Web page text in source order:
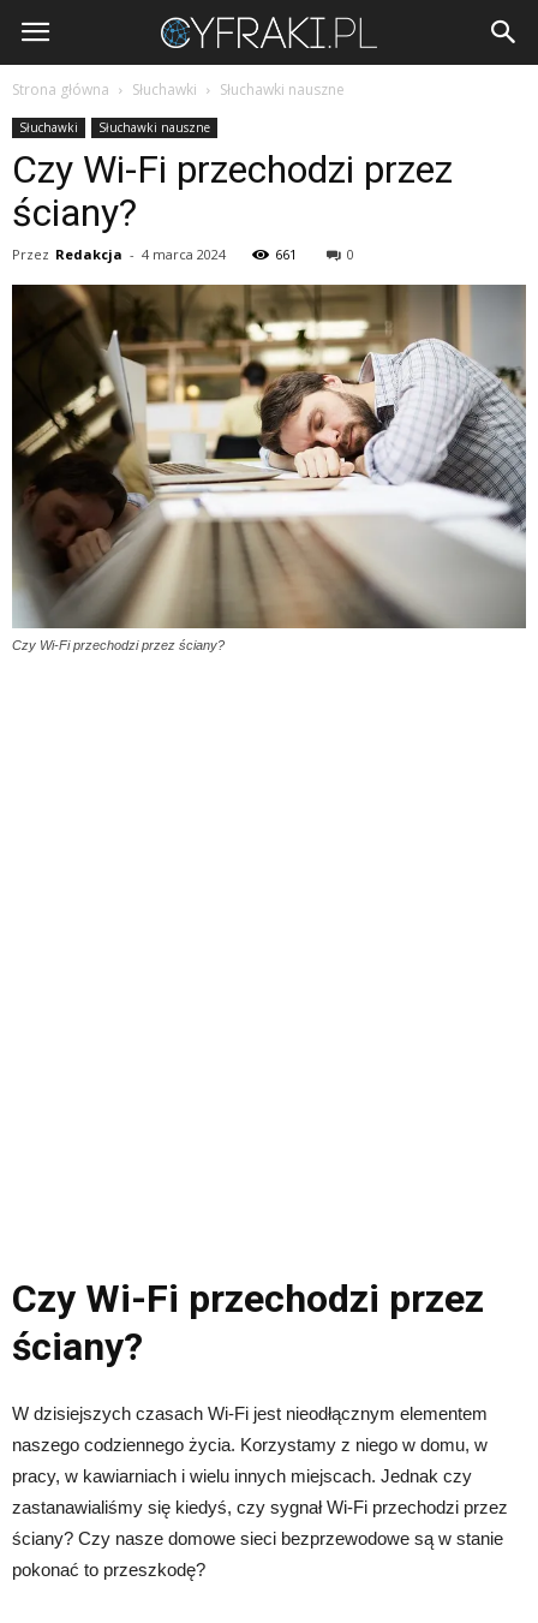
Cyfraki.pl
Strona główna Słuchawki Słuchawki nauszne
Słuchawki Słuchawki nauszne
Czy Wi-Fi przechodzi przez
ściany?
Przez Redakcja - 4 marca 2024 661 0
Czy Wi-Fi przechodzi przez ściany?
Czy Wi-Fi przechodzi przez
ściany?
W dzisiejszych czasach Wi-Fi jest nieodłącznym elementem
naszego codziennego życia. Korzystamy z niego w domu, w
pracy, w kawiarniach i wielu innych miejscach. Jednak czy
zastanawialiśmy się kiedyś, czy sygnał Wi-Fi przechodzi przez
ściany? Czy nasze domowe sieci bezprzewodowe są w stanie
pokonać to przeszkodę?